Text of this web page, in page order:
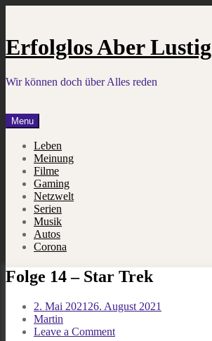
Erfolglos Aber Lustig
Wir können doch über Alles reden
Menu
Leben
Meinung
Filme
Gaming
Netzwelt
Serien
Musik
Autos
Corona
Folge 14 – Star Trek
2. Mai 2021 26. August 2021
Martin
Leave a Commenton